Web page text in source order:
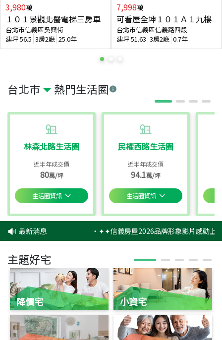
台北市 熱門生活圈
林森北路生活圈
近半年成交價
80萬/坪
生活圈資訊
民權西路生活圈
近半年成交價
94.1萬/坪
生活圈資訊
3,980萬
１０１景觀北醫電梯三房車
台北市信義區吳興街
建坪56.5 3房2廳 25.0年
7,998萬
可看屋全坤１０１Ａ１九樓
台北市信義區信義路四段
建坪51.63 3房2廳 0.7年
最新消息 ‧✦✦信義房屋2026品牌形象影片感動上
主題好宅
降價宅 小資宅